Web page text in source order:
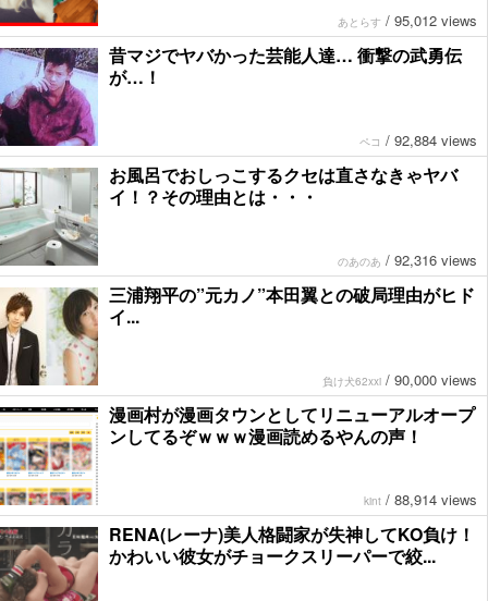
あとらす / 95,012 views
昔マジでヤバかった芸能人達… 衝撃の武勇伝
が…！
ペコ / 92,884 views
お風呂でおしっこするクセは直さなきゃヤバ
イ！？その理由とは・・・
のあのあ / 92,316 views
三浦翔平の”元カノ”本田翼との破局理由がヒド
イ...
負け犬62xxi / 90,000 views
漫画村が漫画タウンとしてリニューアルオープ
ンしてるぞｗｗｗ漫画読めるやんの声！
kint / 88,914 views
RENA(レーナ)美人格闘家が失神してKO負け！
かわいい彼女がチョークスリーパーで絞...